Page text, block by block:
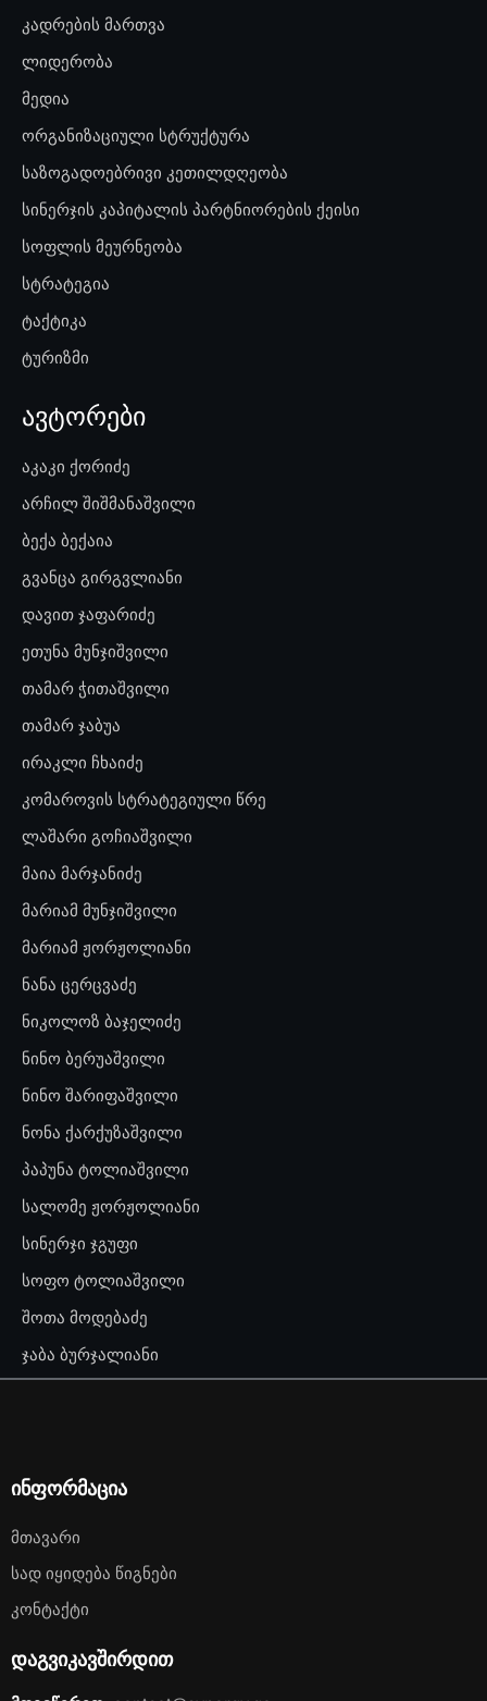
კადრების მართვა
ლიდერობა
მედია
ორგანიზაციული სტრუქტურა
საზოგადოებრივი კეთილდღეობა
სინერჯის კაპიტალის პარტნიორების ქეისი
სოფლის მეურნეობა
სტრატეგია
ტაქტიკა
ტურიზმი
ავტორები
აკაკი ქორიძე
არჩილ შიშმანაშვილი
ბექა ბექაია
გვანცა გირგვლიანი
დავით ჯაფარიძე
ეთუნა მუნჯიშვილი
თამარ ჭითაშვილი
თამარ ჯაბუა
ირაკლი ჩხაიძე
კომაროვის სტრატეგიული წრე
ლაშარი გოჩიაშვილი
მაია მარჯანიძე
მარიამ მუნჯიშვილი
მარიამ ჟორჟოლიანი
ნანა ცერცვაძე
ნიკოლოზ ბაჯელიძე
ნინო ბერუაშვილი
ნინო შარიფაშვილი
ნონა ქარქუზაშვილი
პაპუნა ტოლიაშვილი
სალომე ჟორჟოლიანი
სინერჯი ჯგუფი
სოფო ტოლიაშვილი
შოთა მოდებაძე
ჯაბა ბურჯალიანი
ინფორმაცია
Მთავარი
Სად Იყიდება Წიგნები
Კონტაქტი
დაგვიკავშირდით